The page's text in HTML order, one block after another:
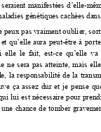
seraient manifestées d’elle-
es génétiques cachées
peux pas vraiment oublier, sor
et qu’elle aura peut-être à
elle le fait, est-ce qu’elle va
ne sera pas atteinte, mais
e, la responsabilité de la trans
ça assez dur et je pense
i lui est nécessaire pour
une chance de tomber graveme